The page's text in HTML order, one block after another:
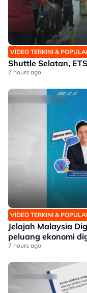
VIDEO TERKINI &
Shuttle Selatan,
7 hours ago
VIDEO TERKINI &
Jelajah Malaysia
peluang ekonomi
7 hours ago